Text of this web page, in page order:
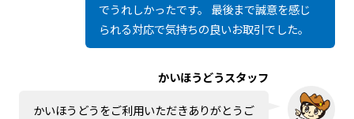
でうれしかったです。 最後まで誠意を感じ
られる対応で気持ちの良いお取引でした。
かいほうどうスタッフ
かいほうどうをご利用いただきありがとうご